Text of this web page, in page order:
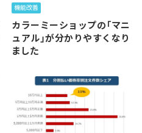
機能改善
カラーミーショップの「マニ
ュアル」が分かりやすくなり
ました